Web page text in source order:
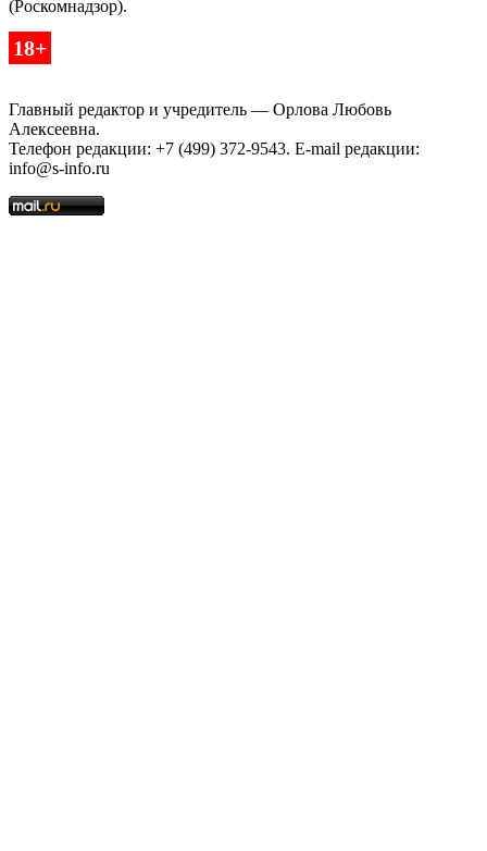
(Роскомнадзор).
18+
Главный редактор и учредитель — Орлова Любовь
Алексеевна.
Телефон редакции: +7 (499) 372-9543. E-mail редакции:
info@s-info.ru